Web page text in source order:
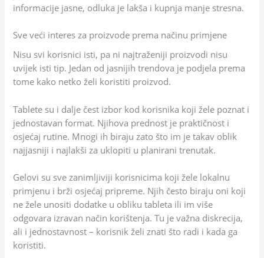
informacije jasne, odluka je lakša i kupnja manje stresna.
Sve veći interes za proizvode prema načinu primjene
Nisu svi korisnici isti, pa ni najtraženiji proizvodi nisu
uvijek isti tip. Jedan od jasnijih trendova je podjela prema
tome kako netko želi koristiti proizvod.
Tablete su i dalje čest izbor kod korisnika koji žele poznat i
jednostavan format. Njihova prednost je praktičnost i
osjećaj rutine. Mnogi ih biraju zato što im je takav oblik
najjasniji i najlakši za uklopiti u planirani trenutak.
Gelovi su sve zanimljiviji korisnicima koji žele lokalnu
primjenu i brži osjećaj pripreme. Njih često biraju oni koji
ne žele unositi dodatke u obliku tableta ili im više
odgovara izravan način korištenja. Tu je važna diskrecija,
ali i jednostavnost – korisnik želi znati što radi i kada ga
koristiti.